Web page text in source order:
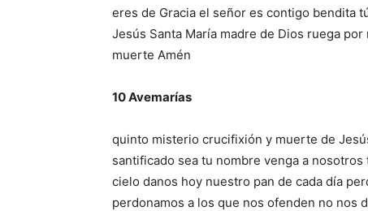
eres de Gracia el señor es contigo bendita
Jesús Santa María madre de Dios ruega
muerte Amén
10 Avemarías
quinto misterio crucifixión y muerte de
santificado sea tu nombre venga a
cielo danos hoy nuestro pan de cada día
perdonamos a los que nos ofenden no nos